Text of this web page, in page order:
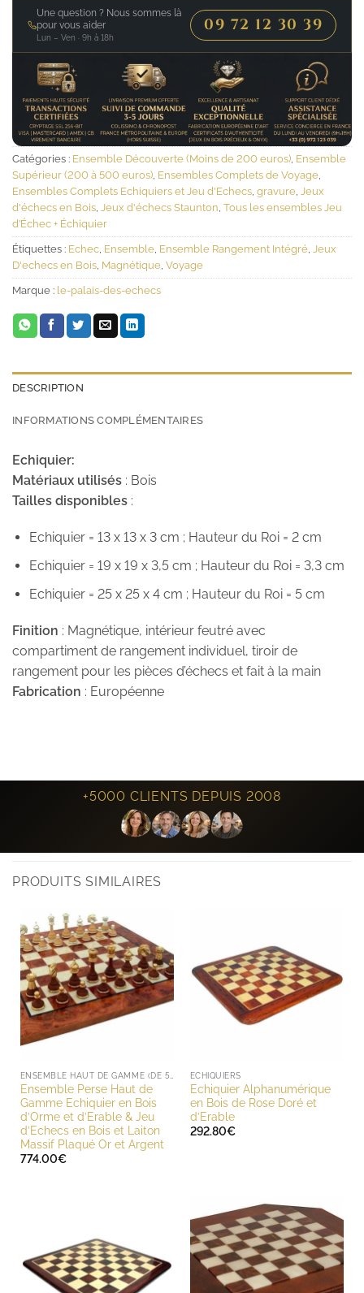
Une question ? Nous sommes là
pour vous aider
Lun – Ven · 9h à 18h
09 72 12 30 39
Catégories : Ensemble Découverte (Moins de 200 euros) Ensemble
Supérieur (200 à 500 euros) Ensembles Complets de Voyage
Ensembles Complets Echiquiers et Jeu d'Echecs gravure Jeux
d'échecs en Bois Jeux d'échecs Staunton Tous les ensembles Jeu
d’Échec + Échiquier
Étiquettes : Echec Ensemble Ensemble Rangement Intégré Jeux
D'echecs en Bois Magnétique Voyage
Marque : le-palais-des-echecs
DESCRIPTION
INFORMATIONS COMPLÉMENTAIRES
Echiquier:
Matériaux utilisés : Bois
Tailles disponibles :
Echiquier = 13 x 13 x 3 cm ; Hauteur du Roi = 2 cm
Echiquier = 19 x 19 x 3,5 cm ; Hauteur du Roi = 3,3 cm
Echiquier = 25 x 25 x 4 cm ; Hauteur du Roi = 5 cm
Finition : Magnétique, intérieur feutré avec
compartiment de rangement individuel, tiroir de
rangement pour les pièces d’échecs et fait à la main
Fabrication : Européenne
+5000 CLIENTS DEPUIS 2008
PRODUITS SIMILAIRES
Ensemble Perse Haut de
Gamme Echiquier en Bois
d’Orme et d’Erable & Jeu
d’Echecs en Bois et Laiton
Massif Plaqué Or et Argent
774.00€
ECHIQUIERS
Echiquier Alphanumérique
en Bois de Rose Doré et
d’Erable
292.80€